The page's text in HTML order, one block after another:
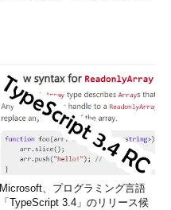
Microsoft、プログラミング言語
「TypeScript 3.4」のリリース候